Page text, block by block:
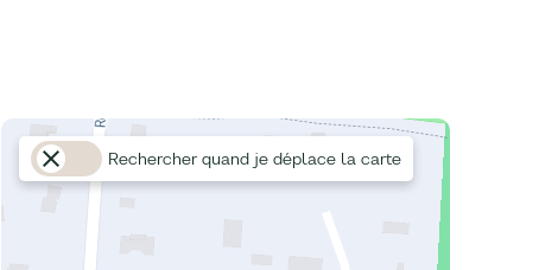
Rechercher quand je déplace la carte